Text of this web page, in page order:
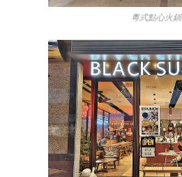
粵式點心火鍋